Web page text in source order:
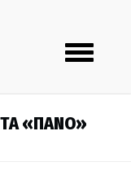
Toggle
navigation
ΤA «ΠΑΝΟ»